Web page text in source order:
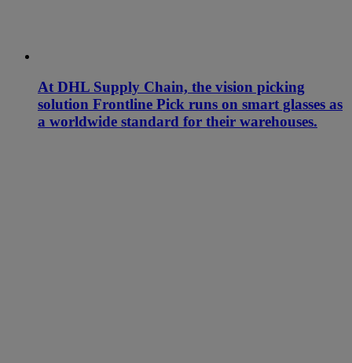
At DHL Supply Chain, the vision picking
solution Frontline Pick runs on smart glasses as
a worldwide standard for their warehouses.